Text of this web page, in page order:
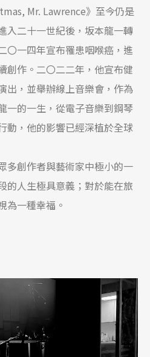
Mr. Lawrence》至今仍是
入二十一世紀後，坂本龍一轉
〇一四年宣布罹患咽喉癌，進
創作。二〇二二年，他宣布健
出，並舉辦線上音樂會，作為
一的一生，從電子音樂到鋼琴
動，他的影響已經深植於全球
多創作者與藝術家中極小的一
的人生極具意義；對於能在旅
為一種幸福。